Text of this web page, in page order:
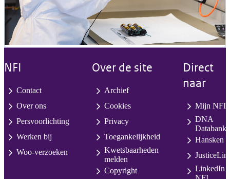
NFI
Contact
Over ons
Persvoorlichting
Werken bij
Woo-verzoeken
Over de site
Archief
Cookies
Privacy
Toegankelijkheid
Kwetsbaarheden
melden
Copyright
Direct
naar
Mijn NFI
DNA
Databank
Hansken
LinkedIn